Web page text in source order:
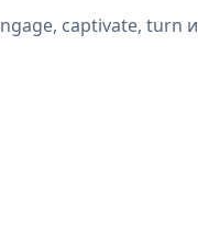
captivate, turn и